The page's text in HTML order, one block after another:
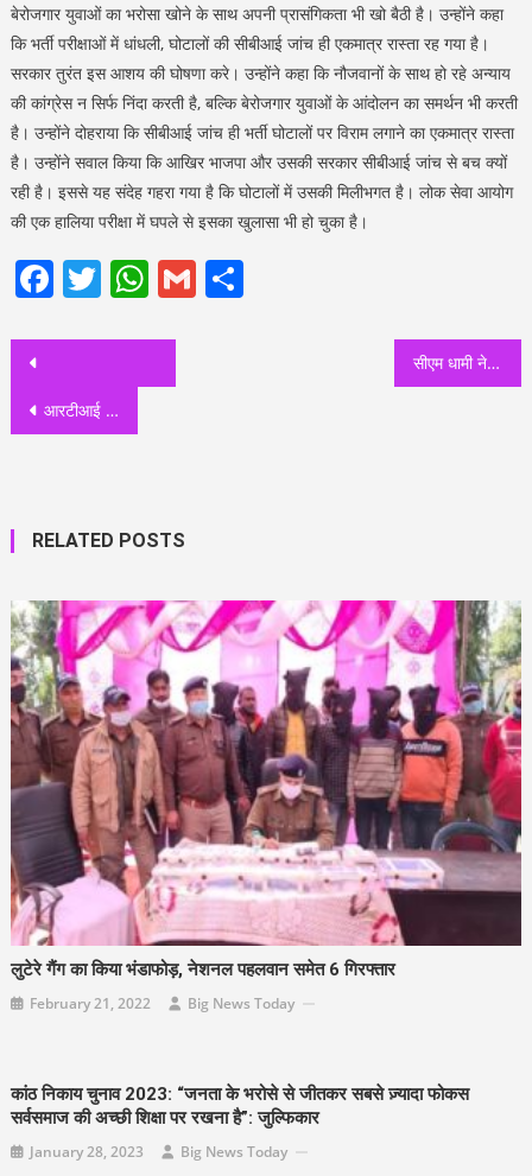
बेरोजगार युवाओं का भरोसा खोने के साथ अपनी प्रासंगिकता भी खो बैठी है। उन्होंने कहा
कि भर्ती परीक्षाओं में धांधली, घोटालों की सीबीआई जांच ही एकमात्र रास्ता रह गया है।
सरकार तुरंत इस आशय की घोषणा करे। उन्होंने कहा कि नौजवानों के साथ हो रहे अन्याय
की कांग्रेस न सिर्फ निंदा करती है, बल्कि बेरोजगार युवाओं के आंदोलन का समर्थन भी करती
है। उन्होंने दोहराया कि सीबीआई जांच ही भर्ती घोटालों पर विराम लगाने का एकमात्र रास्ता
है। उन्होंने सवाल किया कि आखिर भाजपा और उसकी सरकार सीबीआई जांच से बच क्यों
रही है। इससे यह संदेह गहरा गया है कि घोटालों में उसकी मिलीभगत है। लोक सेवा आयोग
की एक हालिया परीक्षा में घपले से इसका खुलासा भी हो चुका है।
Facebook
Twitter
WhatsApp
GmailShare
Post
navigation
आरटीआई कार्यकर्ता की मांग पर राष्ट्रीय राजमार्ग मंत्रालय ने मालन नदी के पुल के सर्वे के दिये आदेश
सीएम धामी ने की बेरोजगार युवाओं से अपील: कहा “युवाओं के हितों की रक्षा के लिए पूरी तरह से सजग है सरकार, देश का सबसे बड़ा नकल विरोधी कानून हम लेकर आ रहे हैं”
RELATED POSTS
लुटेरे गैंग का किया भंडाफोड़, नेशनल पहलवान समेत 6 गिरफ्तार
February 21, 2022 Big News Today
कांठ निकाय चुनाव 2023: “जनता के भरोसे से जीतकर सबसे ज़्यादा फोकस
सर्वसमाज की अच्छी शिक्षा पर रखना है”: जुल्फिकार
January 28, 2023 Big News Today